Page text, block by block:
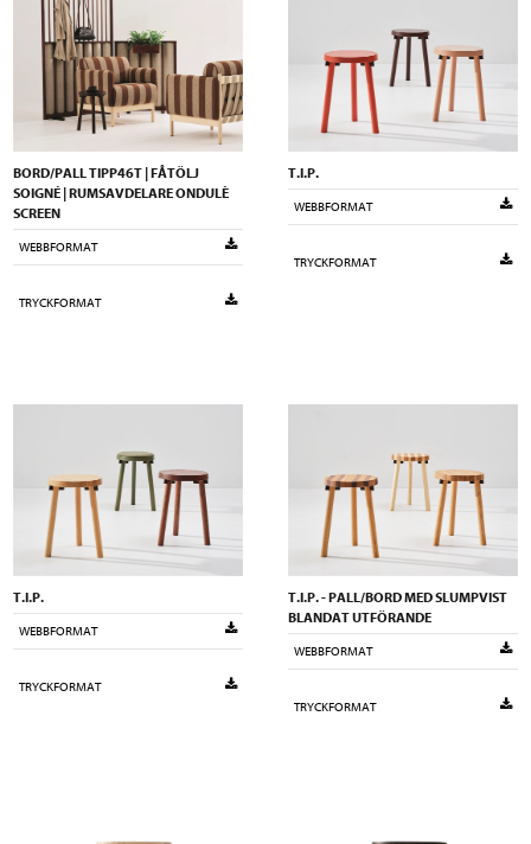
BORD/PALL TIPP46T | FÅTÖLJ
SOIGNÉ | RUMSAVDELARE ONDULÈ
SCREEN
WEBBFORMAT
TRYCKFORMAT
T.I.P.
WEBBFORMAT
TRYCKFORMAT
T.I.P.
WEBBFORMAT
TRYCKFORMAT
T.I.P. - PALL/BORD MED SLUMPVIST
BLANDAT UTFÖRANDE
WEBBFORMAT
TRYCKFORMAT